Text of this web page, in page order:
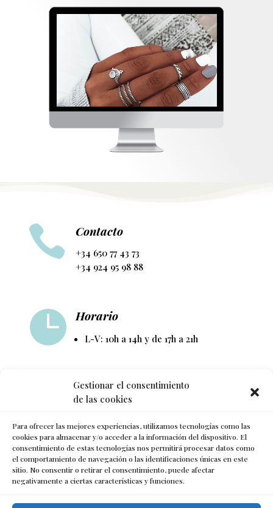
Gestionar el consentimiento
de las cookies
Para ofrecer las mejores experiencias, utilizamos tecnologías como las
cookies para almacenar y/o acceder a la información del dispositivo. El
consentimiento de estas tecnologías nos permitirá procesar datos como
el comportamiento de navegación o las identificaciones únicas en este
sitio. No consentir o retirar el consentimiento, puede afectar
negativamente a ciertas características y funciones.
 Contacto
+34 650 77 43 73
+34 924 95 98 88
 Horario
L-V: 10h a 14h y de 17h a 21h
Síguenos